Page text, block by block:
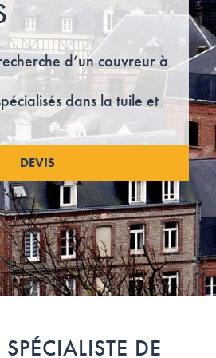
d’un couvreur à
dans la tuile et
DEVIS
DE